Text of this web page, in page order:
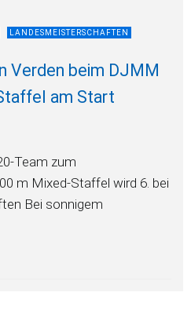
LANDESMEISTERSCHAFTEN
Verden beim DJMM
am Start
Team zum
m Mixed-Staffel wird 6. bei
Bei sonnigem